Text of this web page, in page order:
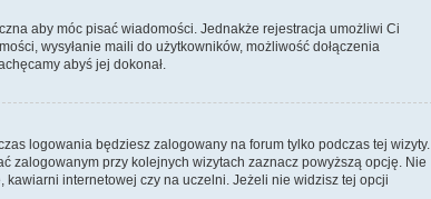
aby móc pisać wiadomości. Jednakże rejestracja umożliwi Ci
wysyłanie maili do użytkowników, możliwość dołączenia
abyś jej dokonał.
logowania będziesz zalogowany na forum tylko podczas tej wizyty.
zalogowanym przy kolejnych wizytach zaznacz powyższą opcję. Nie
internetowej czy na uczelni. Jeżeli nie widzisz tej opcji